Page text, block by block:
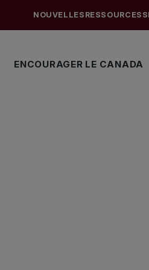
ENCOURAGER LE CANADA
NOUVELLES RESSOURCES